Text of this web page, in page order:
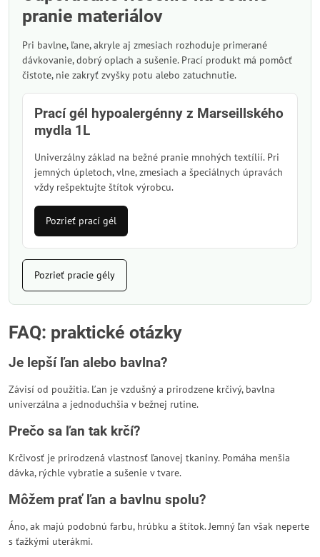
pranie materiálov
Pri bavlne, ľane, akryle aj zmesiach rozhoduje primerané
dávkovanie, dobrý oplach a sušenie. Prací produkt má pomôcť
čistote, nie zakryť zvyšky potu alebo zatuchnutie.
Prací gél hypoalergénny z Marseillského
mydla 1L
Univerzálny základ na bežné pranie mnohých textílií. Pri
jemných úpletoch, vlne, zmesiach a špeciálnych úpravách
vždy rešpektujte štítok výrobcu.
Pozrieť prací gél
Pozrieť pracie gély
FAQ: praktické otázky
Je lepší ľan alebo bavlna?
Závisí od použitia. Ľan je vzdušný a prirodzene krčivý, bavlna
univerzálna a jednoduchšia v bežnej rutine.
Prečo sa ľan tak krčí?
Krčivosť je prirodzená vlastnosť ľanovej tkaniny. Pomáha menšia
dávka, rýchle vybratie a sušenie v tvare.
Môžem prať ľan a bavlnu spolu?
Áno, ak majú podobnú farbu, hrúbku a štítok. Jemný ľan však neperte
s ťažkými uterákmi.